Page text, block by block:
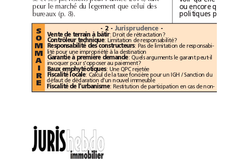
pour le marché du logement que celui
des
bureaux
(p.8).
ou
encore
politiques
- 2 - Jurisprudence -
Vente de terrain à bâtir: Droit de
rétractation?
Contrôleur
technique: Limitation de
responsabilité?
Responsabilité
des constructeurs: Pas de limitation de
responsabi-
lité
pour une impropriété à la destination
Garantie à première demande: Quels arguments le garant
invoquer pour s’opposer au
paiement?
Baux
emphytéotiques: Une QPC
rejetée
Fiscalité
locale: Calcul de la taxe foncière pour un IGH / Sanction
du
défaut
de déclaration d’un nouvel
immeuble
Fiscalité
de l’urbanisme: Restitution de participation en cas de non-
S
O
M
M
A
R
E